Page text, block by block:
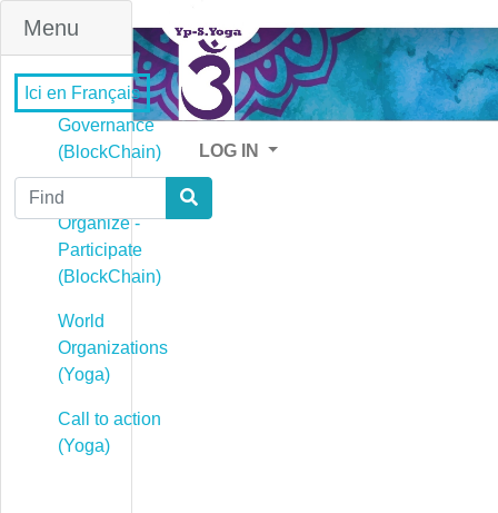
Menu
Governance
(BlockChain)
Governance -
Organize -
Participate
(BlockChain)
World
Organizations
(Yoga)
Call to action
(Yoga)
Ici en Français
LOG IN
Find